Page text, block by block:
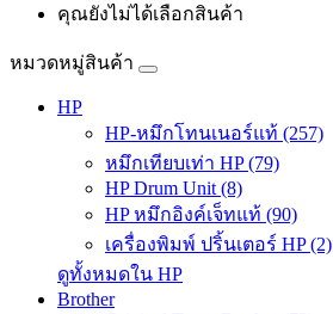
คุณยังไม่ได้เลือกสินค้า
หมวดหมู่สินค้า
HP
HP-หมึกโทนเนอร์แท้ (257)
หมึกเทียบเท่า HP (79)
HP Drum Unit (8)
HP หมึกอิงค์เจ็ทแท้ (90)
เครื่องพิมพ์ ปริ้นเตอร์ HP (2)
ดูทั้งหมดใน HP
Brother